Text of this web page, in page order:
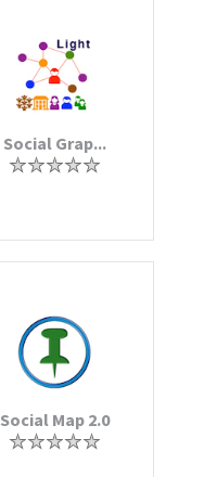
Social Grap...
Social Map 2.0